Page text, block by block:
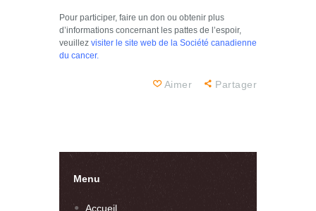
Pour participer, faire un don ou obtenir plus
d’informations concernant les pattes de l’espoir,
veuillez visiter le site web de la Société canadienne
du cancer.
Aimer Partager
Menu
Accueil